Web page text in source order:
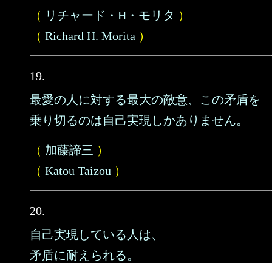
（ リチャード・H・モリタ ）
（ Richard H. Morita ）
19.
最愛の人に対する最大の敵意、この矛盾を
乗り切るのは自己実現しかありません。
（ 加藤諦三 ）
（ Katou Taizou ）
20.
自己実現している人は、
矛盾に耐えられる。